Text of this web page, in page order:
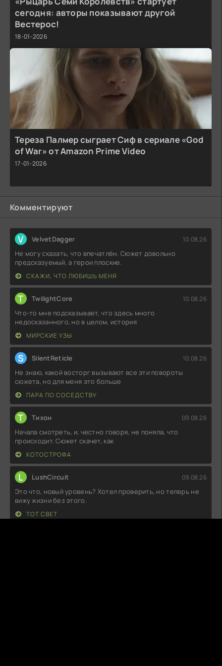
сегодня: авторы показывают другой
Вестерос!
18-01-2026
Тереза Палмер сыграет Сиф в сериале «God
of War» от Amazon Prime Video
17-01-2026
Комментируют
V VelvetDagger 10.08.26
Не могу сказать, что впечатлён. Сюжет довольно
предсказуемый, а герои плоские.
СКАЖИ, ЧТО ЛЮБИШЬ МЕНЯ
T TwilightCore 10.08.26
Что-то мне подсказывает, что здесь много
недосказанного, но в целом, история
МИРСКИЕ УЗЫ
S SilentReticle 10.08.26
Не знаю, какой восторг вызывают все эти повороты
сюжета, но для меня это больше
ПАРА ПО СОСЕДСТВУ
Т Тихон 09.08.26
Начала смотреть, и, честно говоря, не поняла, что
происходит. Сюжет скачет, как
КОТОСТРОФА
L LushCircuit 09.08.26
Это что, новый уровень? Хотел проверить, но теперь не
вижу жизни без этого.
ТОТ СВЕТ